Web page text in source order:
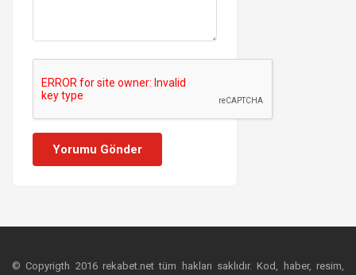
Yorumu Gönder
© Copyrigth 2016 rekabet.net tüm hakları saklıdır. Kod, haber, resim,